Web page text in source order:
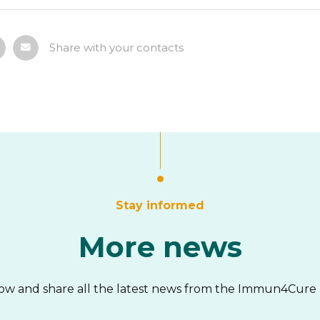
Share with your contacts
Stay informed
More news
and share all the latest news from the Immun4Cure